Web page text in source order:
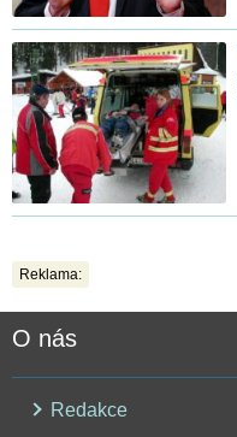
Reklama:
O nás
Redakce